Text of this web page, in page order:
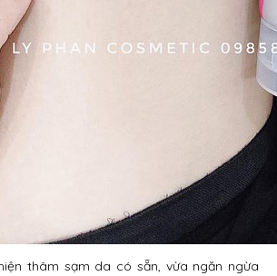
thâm sạm da có sẵn, vừa ngăn ngừa